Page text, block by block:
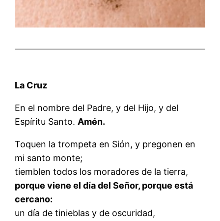
La Cruz
En el nombre del Padre, y del Hijo, y del
Espíritu Santo.Amén.
Toquen la trompeta en Sión, y pregonen en
mi santo monte;
tiemblen todos los moradores de la tierra,
porque viene el día del Señor, porque está
cercano:
un día de tinieblas y de oscuridad,